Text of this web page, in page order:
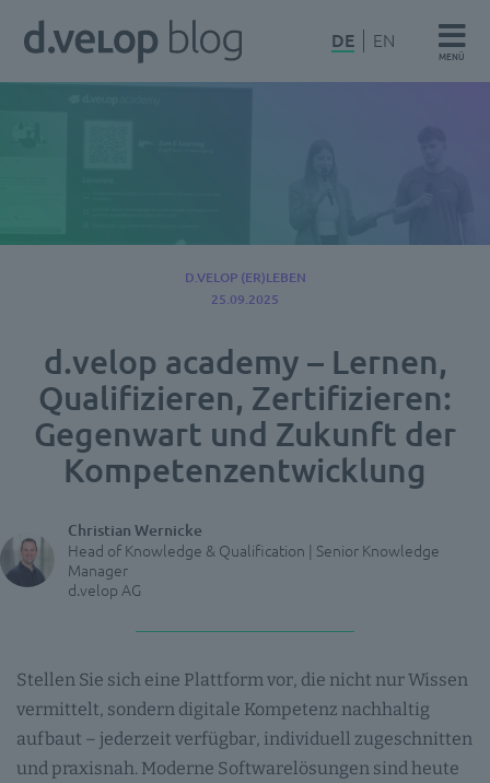
Zum
Inhalt
d.velop
DE EN
MENÜ
d.velop academy – Lernen,
Qualifizieren, Zertifizieren:
Gegenwart und Zukunft der
Kompetenzentwicklung
D.VELOP (ER)LEBEN
25.09.2025
Christian Wernicke
Head of Knowledge & Qualification | Senior Knowledge
Manager
d.velop AG
Stellen Sie sich eine Plattform vor, die nicht nur Wissen
vermittelt, sondern digitale Kompetenz nachhaltig
aufbaut – jederzeit verfügbar, individuell zugeschnitten
und praxisnah. Moderne Softwarelösungen sind heute